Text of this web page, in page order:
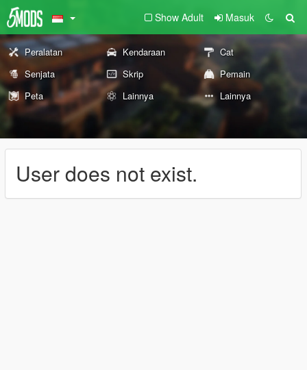
Show Adult Masuk
Peralatan Kendaraan
Cat
Senjata
Skrip
Pemain
Peta
Lainnya Lainnya
User does not exist.